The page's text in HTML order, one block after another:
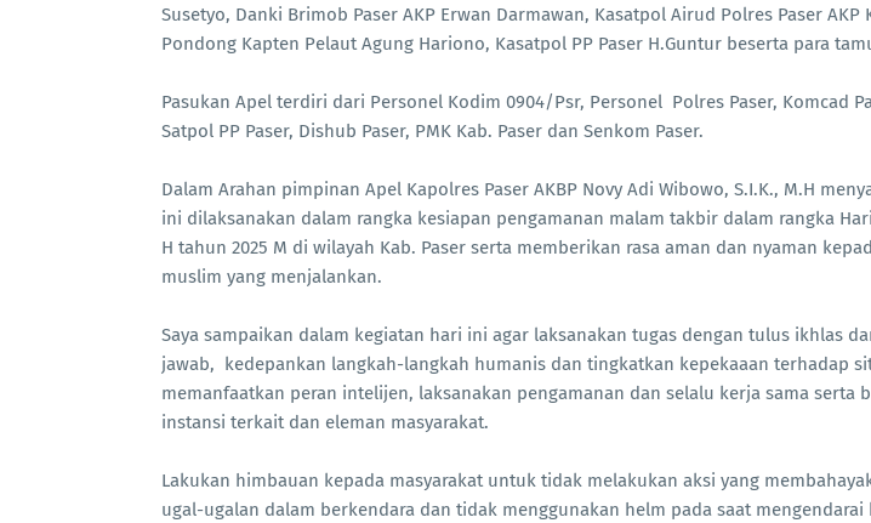
Susetyo, Danki Brimob Paser AKP Erwan Darmawan, Kasatpol Airud Polres Paser AKP
Pondong Kapten Pelaut Agung Hariono, Kasatpol PP Paser H.Guntur beserta para
Pasukan Apel terdiri dari Personel Kodim 0904/Psr, Personel Polres Paser, Komcad
Satpol PP Paser, Dishub Paser, PMK Kab. Paser dan Senkom Paser.
Dalam Arahan pimpinan Apel Kapolres Paser AKBP Novy Adi Wibowo, S.I.K., M.H
ini dilaksanakan dalam rangka kesiapan pengamanan malam takbir dalam rangka
H tahun 2025 M di wilayah Kab. Paser serta memberikan rasa aman dan nyaman
muslim yang menjalankan.
Saya sampaikan dalam kegiatan hari ini agar laksanakan tugas dengan tulus ikhlas
jawab, kedepankan langkah-langkah humanis dan tingkatkan kepekaaan terhadap
memanfaatkan peran intelijen, laksanakan pengamanan dan selalu kerja sama serta
instansi terkait dan eleman masyarakat.
Lakukan himbauan kepada masyarakat untuk tidak melakukan aksi yang
ugal-ugalan dalam berkendara dan tidak menggunakan helm pada saat